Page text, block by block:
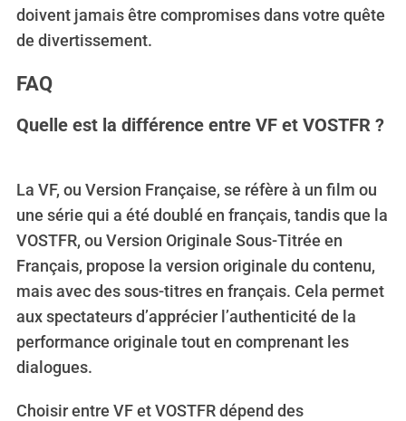
doivent jamais être compromises dans votre quête
de divertissement.
FAQ
Quelle est la différence entre VF et VOSTFR ?
La VF, ou Version Française, se réfère à un film ou
une série qui a été doublé en français, tandis que la
VOSTFR, ou Version Originale Sous-Titrée en
Français, propose la version originale du contenu,
mais avec des sous-titres en français. Cela permet
aux spectateurs d’apprécier l’authenticité de la
performance originale tout en comprenant les
dialogues.
Choisir entre VF et VOSTFR dépend des